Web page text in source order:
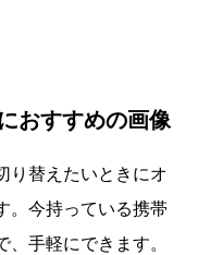
おすすめの画像
り替えたいときにオ
。今持っている携帯
手軽にできます。